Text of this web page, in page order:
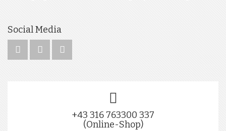
Social Media
+43 316 763300 337
(Online-Shop)